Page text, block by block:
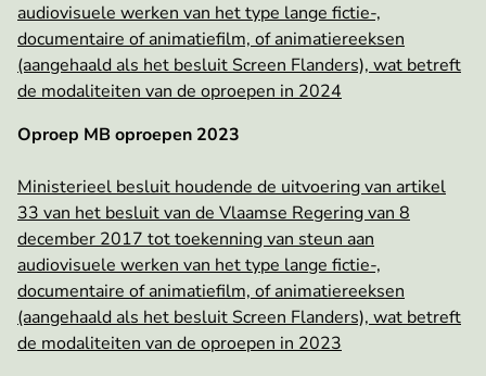
audiovisuele werken van het type lange fictie-,
documentaire of animatiefilm, of animatiereeksen
(aangehaald als het besluit Screen Flanders), wat betreft
de modaliteiten van de oproepen in 2024
Oproep MB oproepen 2023
Ministerieel besluit houdende de uitvoering van artikel
33 van het besluit van de Vlaamse Regering van 8
december 2017 tot toekenning van steun aan
audiovisuele werken van het type lange fictie-,
documentaire of animatiefilm, of animatiereeksen
(aangehaald als het besluit Screen Flanders), wat betreft
de modaliteiten van de oproepen in 2023